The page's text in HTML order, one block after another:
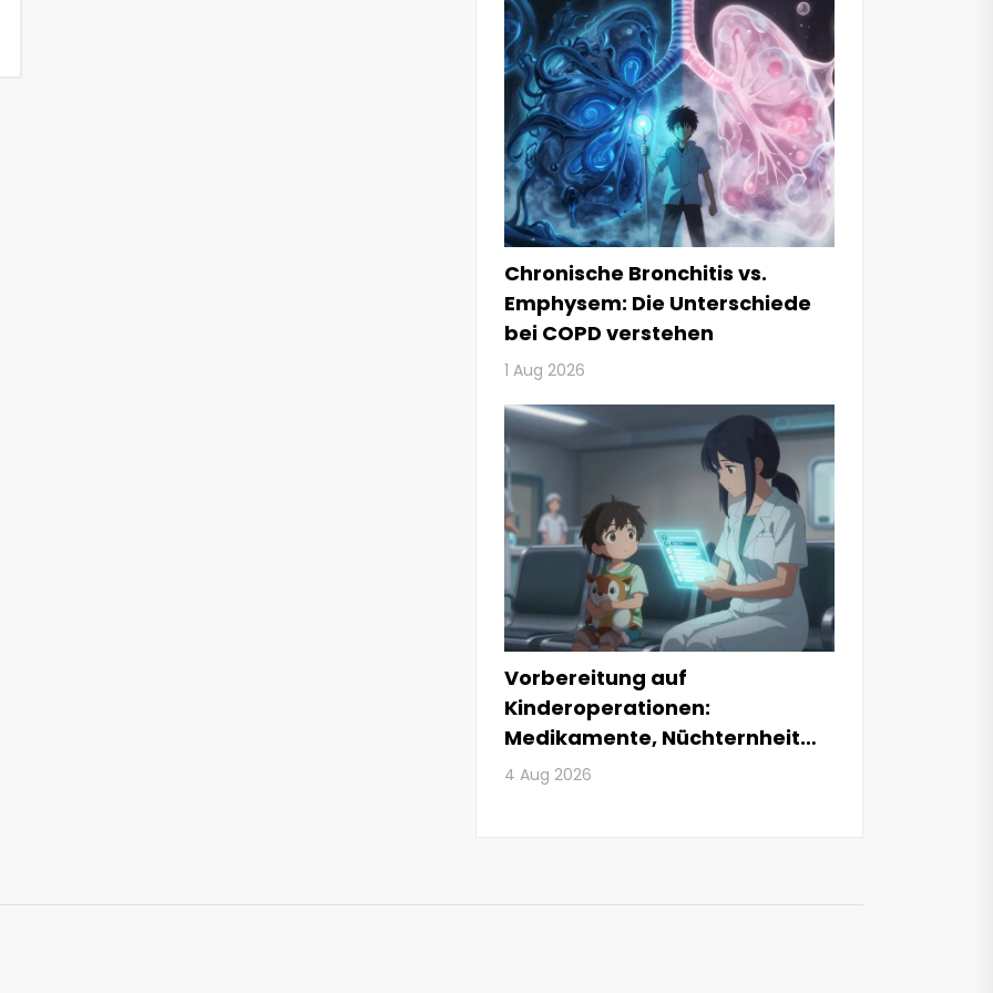
Chronische Bronchitis vs.
Emphysem: Die Unterschiede
bei COPD verstehen
1 Aug 2026
Vorbereitung auf
Kinderoperationen:
Medikamente, Nüchternheit
und Tipps
4 Aug 2026